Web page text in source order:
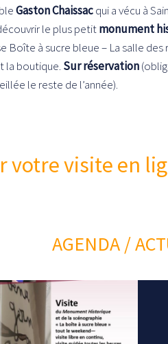
Gaston Chaissacqui a vécu à
le plus petitmonument
Boîte à sucre bleue – La salle
la boutique. Sur réservation
le reste de l’année).
votre visite en
AGENDA /